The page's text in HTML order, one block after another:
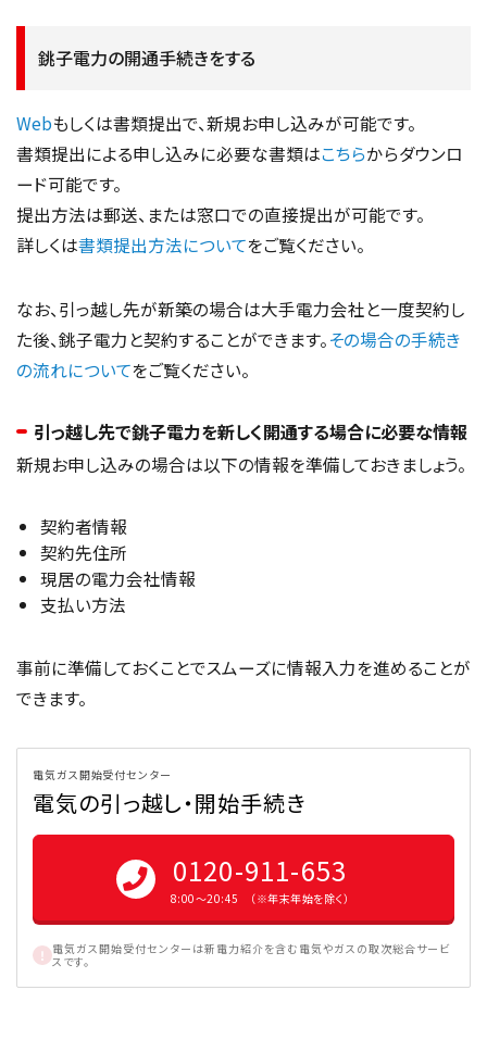
銚子電力の開通手続きをする
Webもしくは書類提出で、新規お申し込みが可能です。
書類提出による申し込みに必要な書類はこちらからダウンロ
ード可能です。
提出方法は郵送、または窓口での直接提出が可能です。
詳しくは書類提出方法についてをご覧ください。
なお、引っ越し先が新築の場合は大手電力会社と一度契約し
た後、銚子電力と契約することができます。その場合の手続き
の流れについてをご覧ください。
引っ越し先で銚子電力を新しく開通する場合に必要な情報
新規お申し込みの場合は以下の情報を準備しておきましょう。
契約者情報
契約先住所
現居の電力会社情報
支払い方法
事前に準備しておくことでスムーズに情報入力を進めることが
できます。
電気ガス開始受付センター
電気の引っ越し・開始手続き
0120-911-653
8:00〜20:45 （※年末年始を除く）
電気ガス開始受付センターは新電力紹介を含む電気やガスの取次総合サービ
スです。